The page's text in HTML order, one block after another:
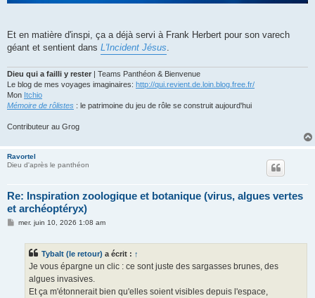
Et en matière d'inspi, ça a déjà servi à Frank Herbert pour son varech
géant et sentient dans L'Incident Jésus
Dieu qui a failli y rester | Teams Panthéon & Bienvenue
Le blog de mes voyages imaginaires: http://qui.revient.de.loin.blog.free.fr/
Mon Itchio
Mémoire de rôlistes : le patrimoine du jeu de rôle se construit aujourd'hui
Contributeur au Grog
Ravortel
Dieu d'après le panthéon
Re: Inspiration zoologique et botanique (virus, algues vertes
et archéoptéryx)
Mmer. juin 10, 2026 1:08 am
Tybalt (le retour) a écrit : ↑
Je vous épargne un clic : ce sont juste des sargasses brunes, des
algues invasives.
Et ça m'étonnerait bien qu'elles soient visibles depuis l'espace,